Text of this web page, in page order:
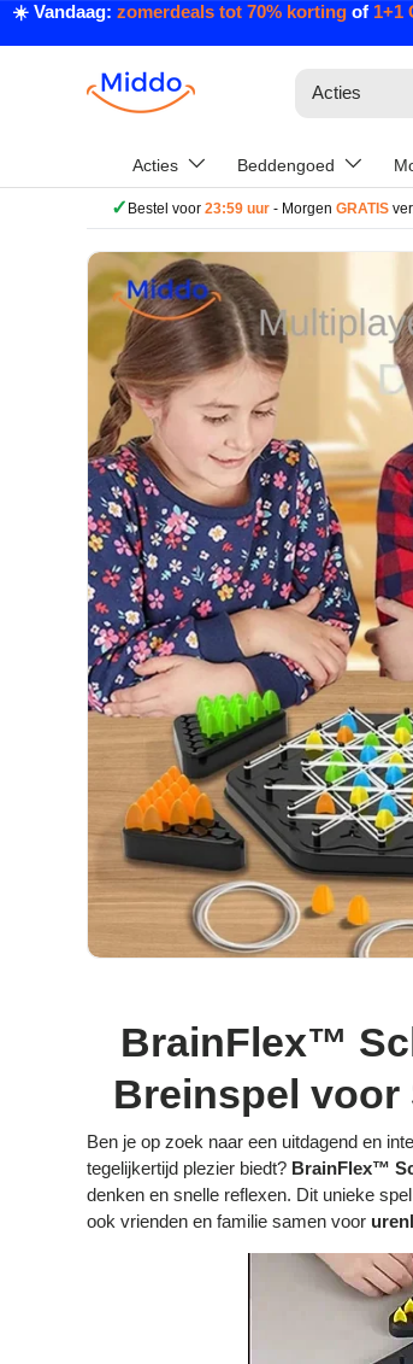
Ga naar inhoud
☀️ Vandaag: zomerdeals tot 70% korting of 1+1
Acties
Acties Beddengoed
✓ Bestel voor 23:59 uur - Morgen GRATIS
Ga direct naar productinformatie
BrainFlex™
Breinspel voor
Ben je op zoek naar een uitdagend en
tegelijkertijd plezier biedt? BrainFlex™
denken en snelle reflexen. Dit unieke
ook vrienden en familie samen voor